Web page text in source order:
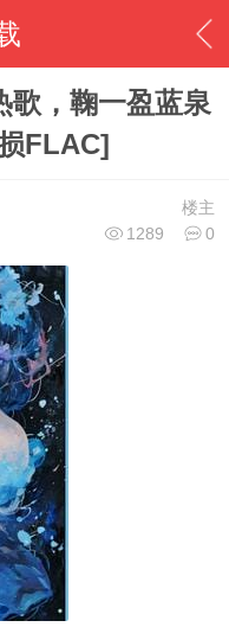
歌，鞠一盈蓝泉
FLAC]
楼主
1289
0